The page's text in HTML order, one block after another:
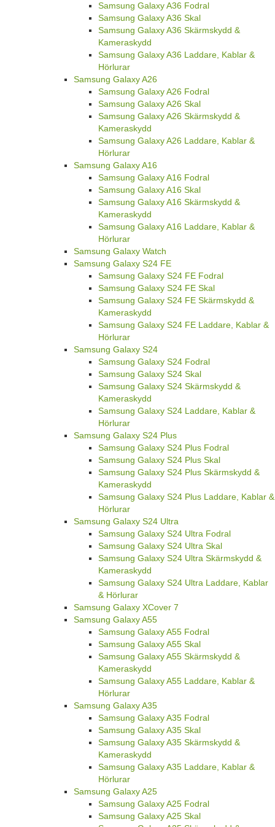
Samsung Galaxy A36 Fodral
Samsung Galaxy A36 Skal
Samsung Galaxy A36 Skärmskydd &
Kameraskydd
Samsung Galaxy A36 Laddare, Kablar &
Hörlurar
Samsung Galaxy A26
Samsung Galaxy A26 Fodral
Samsung Galaxy A26 Skal
Samsung Galaxy A26 Skärmskydd &
Kameraskydd
Samsung Galaxy A26 Laddare, Kablar &
Hörlurar
Samsung Galaxy A16
Samsung Galaxy A16 Fodral
Samsung Galaxy A16 Skal
Samsung Galaxy A16 Skärmskydd &
Kameraskydd
Samsung Galaxy A16 Laddare, Kablar &
Hörlurar
Samsung Galaxy Watch
Samsung Galaxy S24 FE
Samsung Galaxy S24 FE Fodral
Samsung Galaxy S24 FE Skal
Samsung Galaxy S24 FE Skärmskydd &
Kameraskydd
Samsung Galaxy S24 FE Laddare, Kablar &
Hörlurar
Samsung Galaxy S24
Samsung Galaxy S24 Fodral
Samsung Galaxy S24 Skal
Samsung Galaxy S24 Skärmskydd &
Kameraskydd
Samsung Galaxy S24 Laddare, Kablar &
Hörlurar
Samsung Galaxy S24 Plus
Samsung Galaxy S24 Plus Fodral
Samsung Galaxy S24 Plus Skal
Samsung Galaxy S24 Plus Skärmskydd &
Kameraskydd
Samsung Galaxy S24 Plus Laddare, Kablar &
Hörlurar
Samsung Galaxy S24 Ultra
Samsung Galaxy S24 Ultra Fodral
Samsung Galaxy S24 Ultra Skal
Samsung Galaxy S24 Ultra Skärmskydd &
Kameraskydd
Samsung Galaxy S24 Ultra Laddare, Kablar
& Hörlurar
Samsung Galaxy XCover 7
Samsung Galaxy A55
Samsung Galaxy A55 Fodral
Samsung Galaxy A55 Skal
Samsung Galaxy A55 Skärmskydd &
Kameraskydd
Samsung Galaxy A55 Laddare, Kablar &
Hörlurar
Samsung Galaxy A35
Samsung Galaxy A35 Fodral
Samsung Galaxy A35 Skal
Samsung Galaxy A35 Skärmskydd &
Kameraskydd
Samsung Galaxy A35 Laddare, Kablar &
Hörlurar
Samsung Galaxy A25
Samsung Galaxy A25 Fodral
Samsung Galaxy A25 Skal